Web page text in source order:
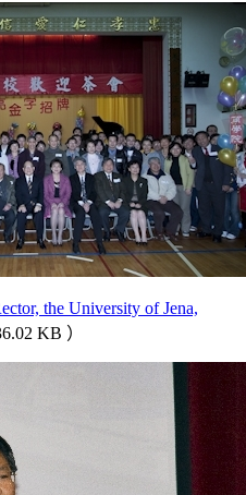
the University of Jena,
KB ）